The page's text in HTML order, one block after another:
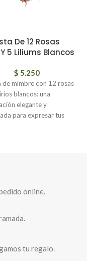
De 12 Rosas
5 Liliums Blancos
$ 5.250
de mimbre con 12 rosas
blancos: una
elegante y
para expresar tus
¡Envía amor y
mismo!
online.
tu regalo.